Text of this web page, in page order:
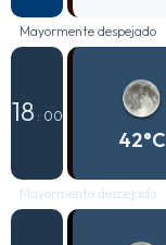
Mayormente despejado
18 : 00
42°C
Mayormente despejado